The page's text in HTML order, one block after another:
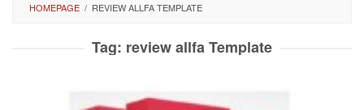
HOMEPAGE / REVIEW ALLFA TEMPLATE
Tag: review allfa Template